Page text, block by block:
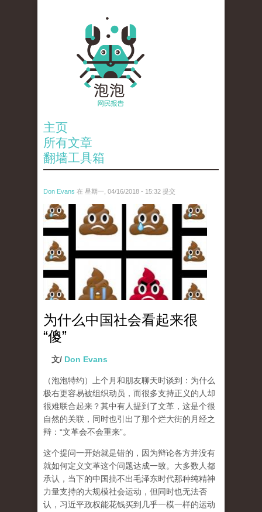
主页
所有文章
翻墙工具箱
Don Evans 在 星期一, 04/16/2018 - 15:32 提交
wechatimg1053.jpeg
为什么中国社会看起来很
“傻”
文/ Don Evans
（泡泡特约）
上个月和朋友聊天时谈到：为什么
极右更容易被组织动员，而很多支持正义的人却
很难联合起来？其中有人提到了文革，这是个很
自然的关联，同时也引出了那个烂大街的月经之
辩：“文革会不会重来”。
这个提问一开始就是错的，因为辩论各方并没有
就如何定义文革这个问题达成一致。大多数人都
承认，当下的中国搞不出毛泽东时代那种纯精神
力量支持的大规模社会运动，但同时也无法否
认，习近平政权能花钱买到几乎一模一样的运动